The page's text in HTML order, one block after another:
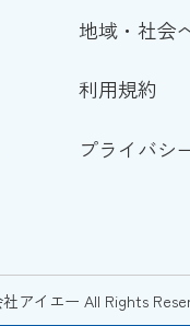
地域・社会
利用規約
プライバシ
アイエー All Rights